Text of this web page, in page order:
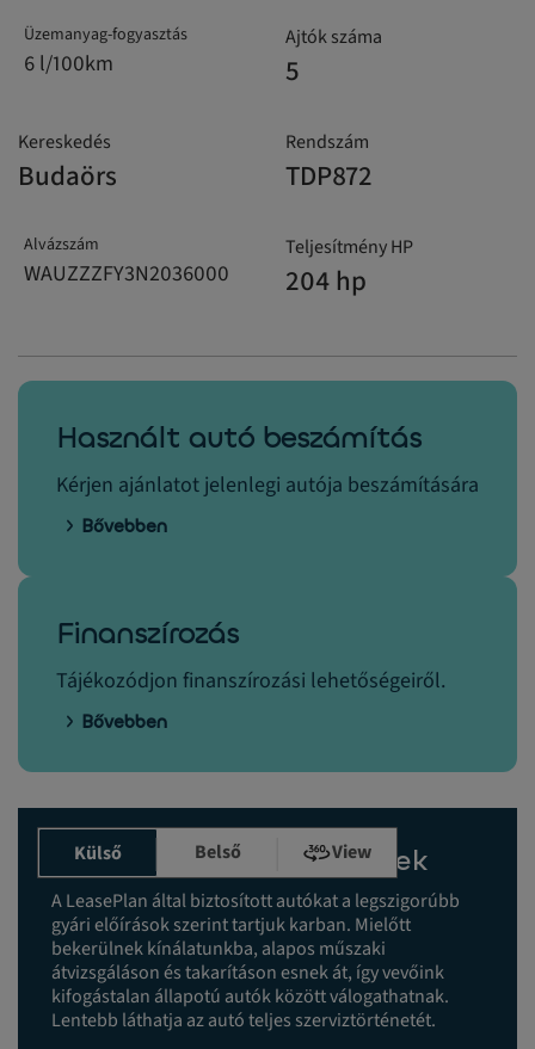
Üzemanyag-fogyasztás
6 l/100km
Ajtók száma
5
Kereskedés
Budaörs
Rendszám
TDP872
Alvázszám
WAUZZZFY3N2036000
Teljesítmény HP
204 hp
Használt autó beszámítás
Kérjen ajánlatot jelenlegi autója beszámítására
Bővebben
Finanszírozás
Tájékozódjon finanszírozási lehetőségeiről.
Bővebben
Külső Belső View
Karbantartási előzmények
A LeasePlan által biztosított autókat a legszigorúbb
gyári előírások szerint tartjuk karban. Mielőtt
bekerülnek kínálatunkba, alapos műszaki
átvizsgáláson és takarításon esnek át, így vevőink
kifogástalan állapotú autók között válogathatnak.
Lentebb láthatja az autó teljes szerviztörténetét.